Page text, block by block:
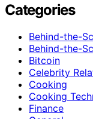
Categories
Behind-the-
Behind-the-
Bitcoin
Celebrity
Cooking
Cooking
Finance